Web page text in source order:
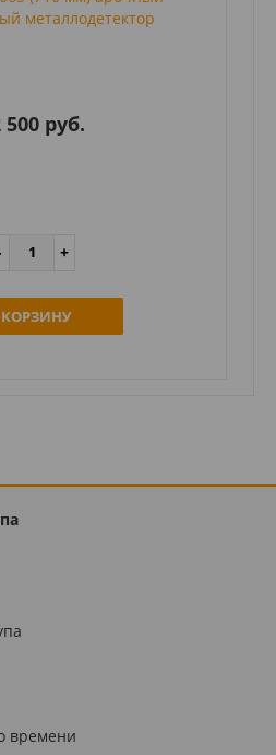
металлодетектор
500 руб.
КОРЗИНУ
времени